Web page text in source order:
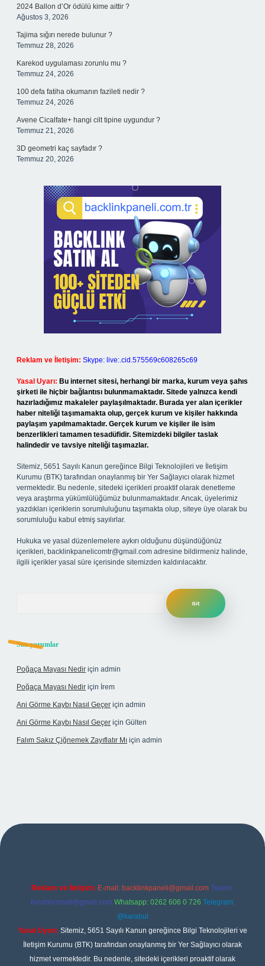
2024 Ballon d’Or ödülü kime aittir ?
Ağustos 3, 2026
Tajima sığırı nerede bulunur ?
Temmuz 28, 2026
Karekod uygulaması zorunlu mu ?
Temmuz 24, 2026
100 defa fatiha okumanın fazileti nedir ?
Temmuz 24, 2026
Avene Cicalfate+ hangi cilt tipine uygundur ?
Temmuz 21, 2026
3D geometri kaç sayfadır ?
Temmuz 20, 2026
Reklam ve İletişim: Skype: live:.cid.575569c608265c69
Yasal Uyarı: Bu internet sitesi, herhangi bir marka, kurum veya şahıs
şirketi ile hiçbir bağlantısı bulunmamaktadır. Sitede yalnızca kendi
hazırladığımız makaleler paylaşılmaktadır. Burada yer alan içerikler
haber niteliği taşımamakta olup, gerçek kurum ve kişiler hakkında
paylaşım yapılmamaktadır. Gerçek kurum ve kişiler ile isim
benzerlikleri tamamen tesadüfidir. Sitemizdeki bilgiler taslak
halindedir ve tavsiye niteliği taşımazlar.
Sitemiz, 5651 Sayılı Kanun gereğince Bilgi Teknolojileri ve İletişim
Kurumu (BTK) tarafından onaylanmış bir Yer Sağlayıcı olarak hizmet
vermektedir. Bu nedenle, sitedeki içerikleri proaktif olarak denetleme
veya araştırma yükümlülüğümüz bulunmamaktadır. Ancak, üyelerimiz
yazdıkları içeriklerin sorumluluğunu taşımakta olup, siteye üye olarak bu
sorumluluğu kabul etmiş sayılırlar.
Hukuka ve yasal düzenlemelere aykırı olduğunu düşündüğünüz
içerikleri, backlinkpanelicomtr@gmail.com adresine bildirmeniz halinde,
ilgili içerikler yasal süre içerisinde sitemizden kaldırılacaktır.
Son yorumlar
Poğaça Mayası Nedir için admin
Poğaça Mayası Nedir için İrem
Ani Görme Kaybı Nasıl Geçer için admin
Ani Görme Kaybı Nasıl Geçer için Gülten
Falım Sakız Çiğnemek Zayıflatır Mı için admin
Reklam ve İletişim: E-mail: backlinkpaneli@gmail.com Teams:
forumhizmeti@gmail.com Whatsapp: 0262 606 0 726 Telegram:
@karabul
Yasal Uyarı: Sitemiz, 5651 Sayılı Kanun gereğince Bilgi Teknolojileri ve
İletişim Kurumu (BTK) tarafından onaylanmış bir Yer Sağlayıcı olarak
hizmet vermektedir. Bu nedenle, sitedeki içerikleri proaktif olarak